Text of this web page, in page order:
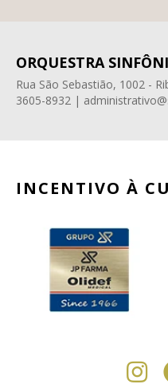
ORQUESTRA
Rua São Sebastião, 1002 -
3605-8932 |
INCENTIVO À